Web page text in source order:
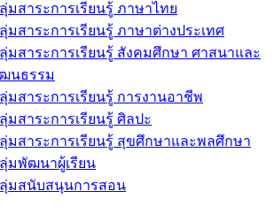
มสาระการเรียนรู้ ภาษาไทย
มสาระการเรียนรู้ ภาษาต่างประเทศ
มสาระการเรียนรู้ สังคมศึกษา ศาสนาและ
นธรรม
มสาระการเรียนรู้ การงานอาชีพ
มสาระการเรียนรู้ ศิลปะ
มสาระการเรียนรู้ สุขศึกษาและพลศึกษา
มพัฒนาผู้เรียน
มสนับสนุนการสอน